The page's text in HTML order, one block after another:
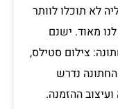
לא תוכלו לוותר
מאוד. ישנם
צילום סטילס,
החתונה נדרש
ההזמנה.